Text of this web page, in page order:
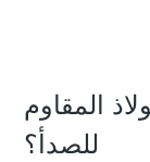
المقاوم
للصدأ؟